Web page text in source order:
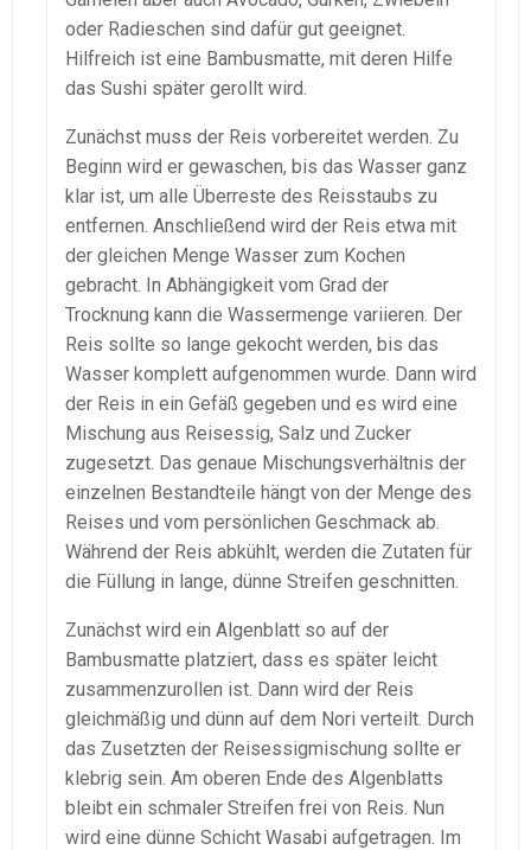
oder Radieschen sind dafür gut geeignet.
Hilfreich ist eine Bambusmatte, mit deren Hilfe
das Sushi später gerollt wird.
Zunächst muss der Reis vorbereitet werden. Zu
Beginn wird er gewaschen, bis das Wasser ganz
klar ist, um alle Überreste des Reisstaubs zu
entfernen. Anschließend wird der Reis etwa mit
der gleichen Menge Wasser zum Kochen
gebracht. In Abhängigkeit vom Grad der
Trocknung kann die Wassermenge variieren. Der
Reis sollte so lange gekocht werden, bis das
Wasser komplett aufgenommen wurde. Dann wird
der Reis in ein Gefäß gegeben und es wird eine
Mischung aus Reisessig, Salz und Zucker
zugesetzt. Das genaue Mischungsverhältnis der
einzelnen Bestandteile hängt von der Menge des
Reises und vom persönlichen Geschmack ab.
Während der Reis abkühlt, werden die Zutaten für
die Füllung in lange, dünne Streifen geschnitten.
Zunächst wird ein Algenblatt so auf der
Bambusmatte platziert, dass es später leicht
zusammenzurollen ist. Dann wird der Reis
gleichmäßig und dünn auf dem Nori verteilt. Durch
das Zusetzten der Reisessigmischung sollte er
klebrig sein. Am oberen Ende des Algenblatts
bleibt ein schmaler Streifen frei von Reis. Nun
wird eine dünne Schicht Wasabi aufgetragen. Im